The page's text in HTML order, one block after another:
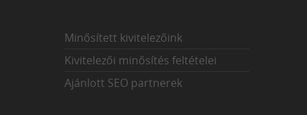
Minősített kivitelezőink
Kivitelezői minősítés feltételei
Ajánlott SEO partnerek